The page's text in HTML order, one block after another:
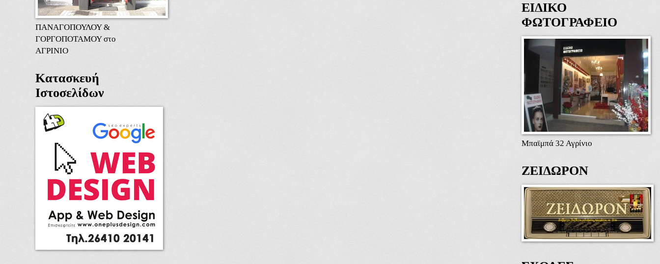
ΠΑΝΑΓΟΠΟΥΛΟΥ &
ΓΟΡΓΟΠΟΤΑΜΟΥ στο
ΑΓΡΙΝΙΟ
Κατασκευή
Ιστοσελίδων
ΕΙΔΙΚΟ
ΦΩΤΟΓΡΑΦΕΙΟ
Μπαϊμπά 32 Αγρίνιο
ΖΕΙΔΩΡΟΝ